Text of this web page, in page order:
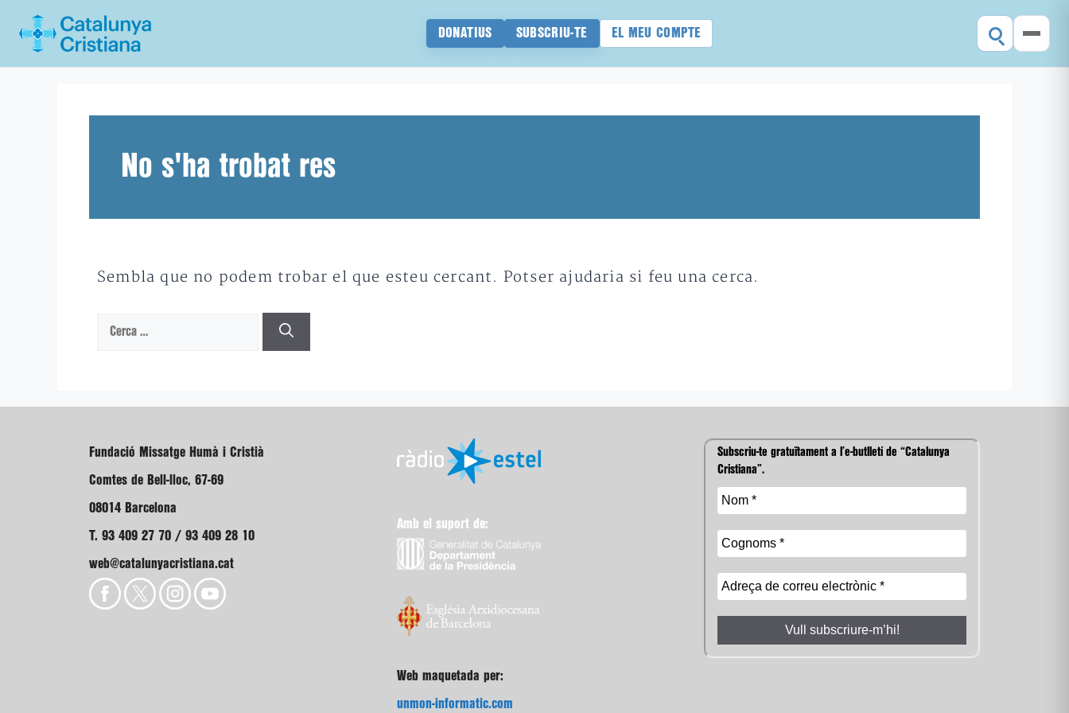
DONATIUS SUBSCRIU-TE EL MEU COMPTE
No s'ha trobat res
Sembla que no podem trobar el que esteu cercant. Potser ajudaria si feu una cerca.
Cerca:
Fundació Missatge Humà i Cristià
Comtes de Bell-lloc, 67-69
08014 Barcelona
T. 93 409 27 70 / 93 409 28 10
web@catalunyacristiana.cat
Amb el suport de:
Web maquetada per:
unmon-informatic.com
Subscriu-te gratuïtament a l’e-butlletí de “Catalunya
Cristiana”.